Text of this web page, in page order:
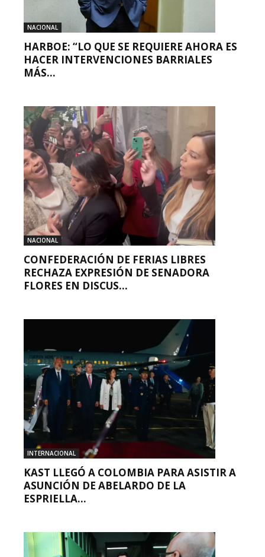
NACIONAL
HARBOE: “LO QUE SE REQUIERE AHORA ES
HACER INTERVENCIONES BARRIALES
MÁS...
NACIONAL
CONFEDERACIÓN DE FERIAS LIBRES
RECHAZA EXPRESIÓN DE SENADORA
FLORES EN DISCUS...
INTERNACIONAL
KAST LLEGÓ A COLOMBIA PARA ASISTIR A
ASUNCIÓN DE ABELARDO DE LA
ESPRIELLA...